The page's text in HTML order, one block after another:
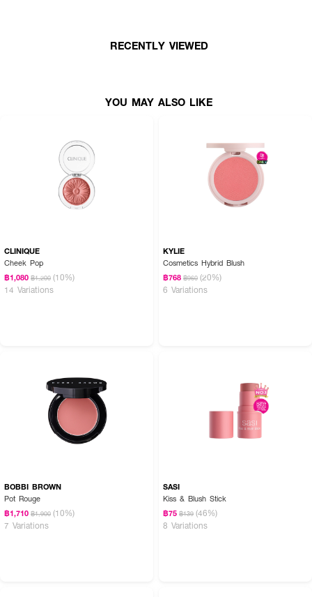
· สามารถผสมสีหรือเลเยอร์สีได้ตามต้องการ
· FDA Registration No. : 13-1-6900004805
ใช้แปรงแตะผลิตภัณฑ์และปัดบริเวณหน้าแก้ม สามารถปัดผสมหรือปัดซ้อนหลายเฉด
สีเพื่อเพิ่มมิติและความเป็นธรรมชาติ
RECENTLY VIEWED
YOU MAY ALSO LIKE
CLINIQUE
Cheek Pop
฿1,080 ฿1,200 (10%)
14 Variations
KYLIE
Cosmetics Hybrid Blush
฿768 ฿960 (20%)
6 Variations
BOBBI BROWN
Pot Rouge
฿1,710 ฿1,900 (10%)
7 Variations
SASI
Kiss & Blush Stick
฿75 ฿139 (46%)
8 Variations